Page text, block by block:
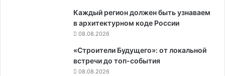
Каждый регион должен быть узнаваем
в архитектурном коде России
08.08.2026
«Строители Будущего»: от локальной
встречи до топ-события
08.08.2026